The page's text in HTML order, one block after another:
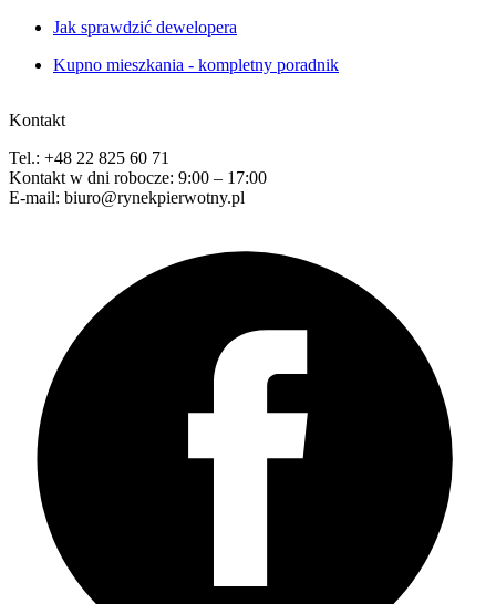
Jak sprawdzić dewelopera
Kupno mieszkania - kompletny poradnik
Kontakt
Tel.: +48 22 825 60 71
Kontakt w dni robocze: 9:00 – 17:00
E-mail: biuro@rynekpierwotny.pl